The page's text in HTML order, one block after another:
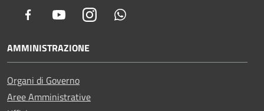
Facebook YoutubeInstagram
AMMINISTRAZIONE
Organi di Governo
Aree Amministrative